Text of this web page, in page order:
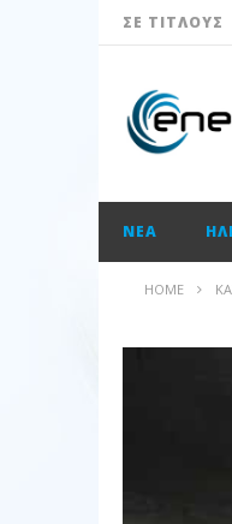
ΣΕ ΤΙΤΛΟΥΣ
ΝΈΑ
HOME